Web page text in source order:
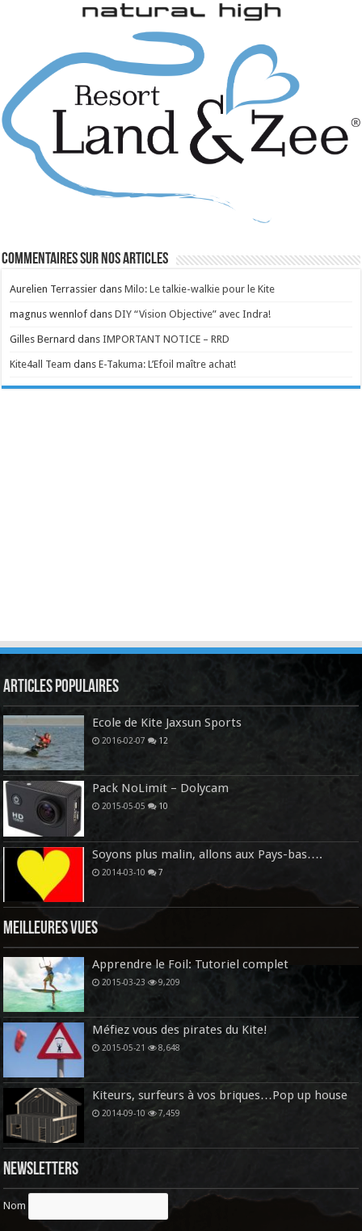
Commentaires sur nos articles
Aurelien Terrassier dansMilo: Le talkie-walkie pour le Kite
magnus wennlof dansDIY “Vision Objective” avec Indra!
Gilles Bernard dansIMPORTANT NOTICE – RRD
Kite4all Team dansE-Takuma: L’Efoil maître achat!
Articles Populaires
Ecole de Kite Jaxsun Sports
2016-02-07 12
Pack NoLimit – Dolycam
2015-05-05 10
Soyons plus malin, allons aux Pays-bas….
2014-03-10 7
Meilleures vues
Apprendre le Foil: Tutoriel complet
2015-03-23 9,209
Méfiez vous des pirates du Kite!
2015-05-21 8,648
Kiteurs, surfeurs à vos briques…Pop up house
2014-09-10 7,459
Newsletters
Nom